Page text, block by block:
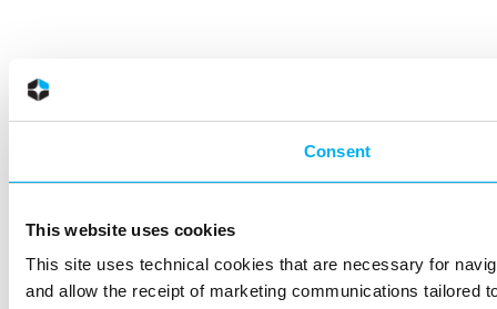
Consent
This website uses cookies
This site uses technical cookies that are necessary for
and allow the receipt of marketing communications